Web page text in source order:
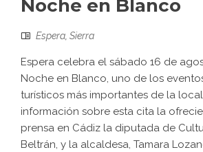
Noche en Blanco
Espera, Sierra
Espera celebra el sábado 16 de
Noche en Blanco, uno de los
turísticos más importantes de la
información sobre esta cita la
prensa en Cádiz la diputada de
Beltrán, y la alcaldesa, Tamara